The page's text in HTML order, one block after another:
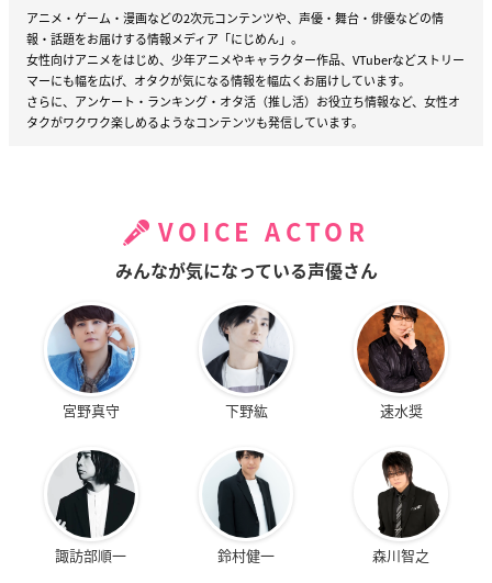
アニメ・ゲーム・漫画などの2次元コンテンツや、声優・舞台・俳優などの情
報・話題をお届けする情報メディア「にじめん」。
女性向けアニメをはじめ、少年アニメやキャラクター作品、VTuberなどストリー
マーにも幅を広げ、オタクが気になる情報を幅広くお届けしています。
さらに、アンケート・ランキング・オタ活（推し活）お役立ち情報など、女性オ
タクがワクワク楽しめるようなコンテンツも発信しています。
VOICE ACTOR
みんなが気になっている声優さん
宮野真守 下野紘 速水奨
諏訪部順一 鈴村健一 森川智之